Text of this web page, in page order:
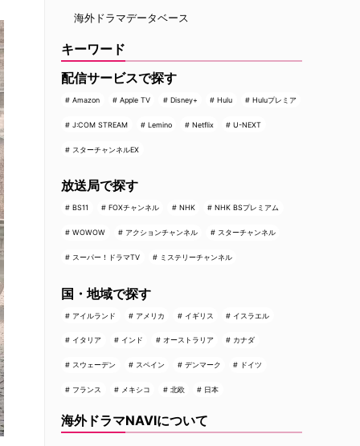
海外ドラマデータベース
キーワード
配信サービスで探す
Amazon Apple TV Disney+ Hulu Huluプレミア
J:COM STREAM Lemino Netflix U-NEXT
スターチャンネルEX
放送局で探す
BS11 FOXチャンネル NHK NHK BSプレミアム
WOWOW アクションチャンネル スターチャンネル
スーパー！ドラマTV ミステリーチャンネル
国・地域で探す
アイルランド アメリカ イギリス イスラエル
イタリア インド オーストラリア カナダ
スウェーデン スペイン デンマーク ドイツ
フランス メキシコ 北欧 日本
海外ドラマNAVIについて